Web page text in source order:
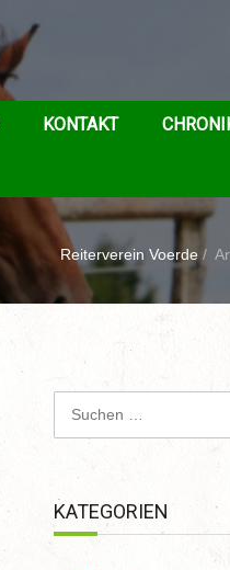
KONTAKT
Reiterverein Voerde /
KATEGORIEN